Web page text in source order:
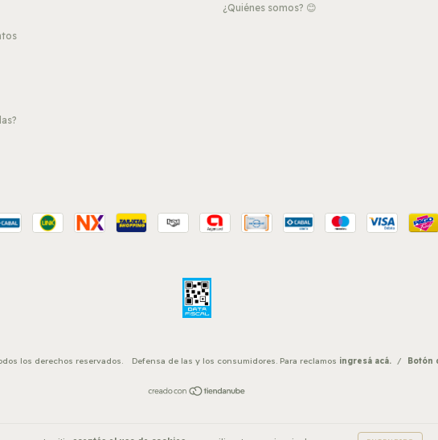
¿Quiénes somos? 😊
los derechos reservados. Defensa de las y los consumidores. Para reclamos ingresá acá. / Botón